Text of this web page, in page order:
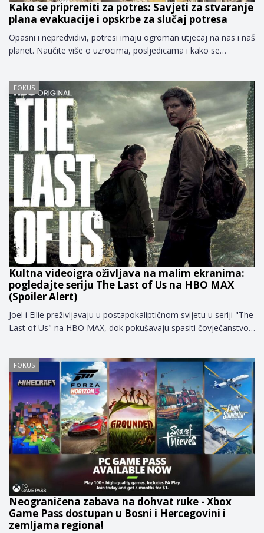
Kako se pripremiti za potres: Savjeti za stvaranje
plana evakuacije i opskrbe za slučaj potresa
Opasni i nepredvidivi, potresi imaju ogroman utjecaj na nas i naš
planet. Naučite više o uzrocima, posljedicama i kako se…
FOKUS
Kultna videoigra oživljava na malim ekranima:
pogledajte seriju The Last of Us na HBO MAX
(Spoiler Alert)
Joel i Ellie preživljavaju u postapokaliptičnom svijetu u seriji "The
Last of Us" na HBO MAX, dok pokušavaju spasiti čovječanstvo…
FOKUS
Neograničena zabava na dohvat ruke - Xbox
Game Pass dostupan u Bosni i Hercegovini i
zemljama regiona!